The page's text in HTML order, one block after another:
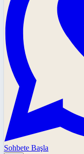
Sohbete Başla